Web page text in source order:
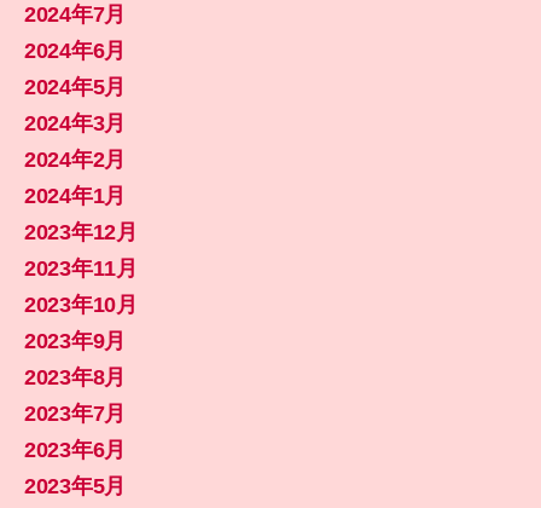
2024年7月
2024年6月
2024年5月
2024年3月
2024年2月
2024年1月
2023年12月
2023年11月
2023年10月
2023年9月
2023年8月
2023年7月
2023年6月
2023年5月